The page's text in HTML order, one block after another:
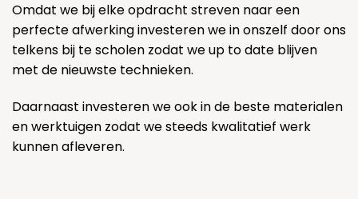
Omdat we bij elke opdracht streven naar een
perfecte afwerking investeren we in onszelf door ons
telkens bij te scholen zodat we up to date blijven
met de nieuwste technieken.
Daarnaast investeren we ook in de beste materialen
en werktuigen zodat we steeds kwalitatief werk
kunnen afleveren.